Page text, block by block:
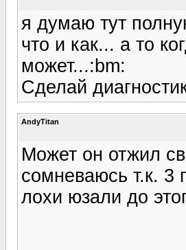
я думаю тут
что и как... а то
может...:bm:
Сделай
AndyTitan
Может он отжил
сомневаюсь т.к. 3
лохи юзали до